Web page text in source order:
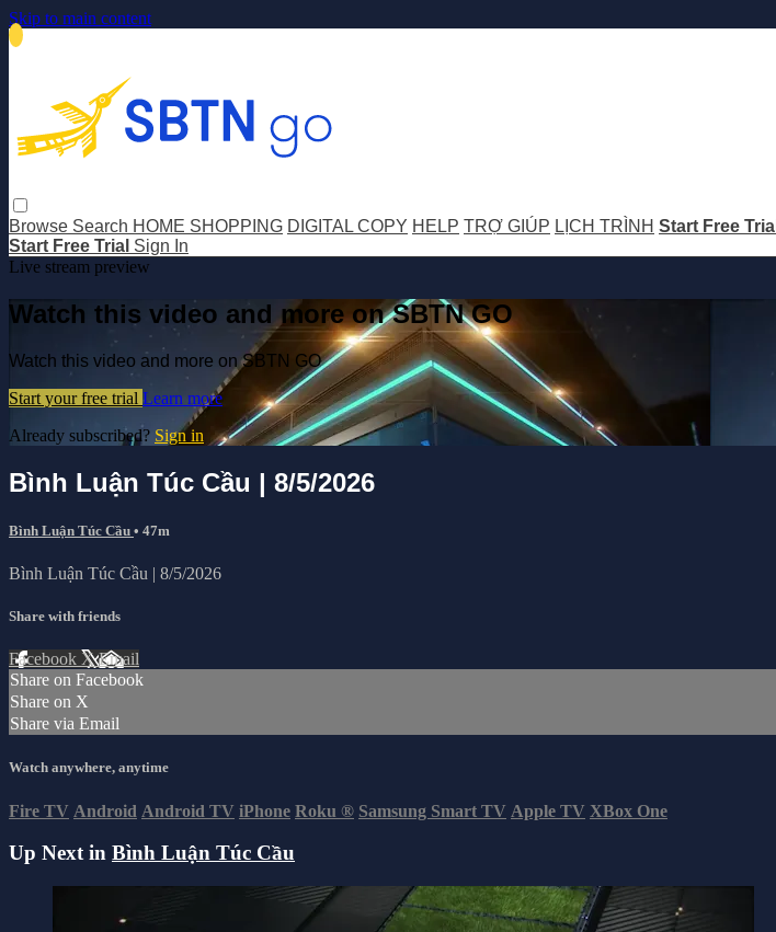
Skip to main content
Browse Search HOME SHOPPING DIGITAL COPY HELP TRỢ GIÚP LỊCH TRÌNH Start Free Trial
Start Free Trial Sign In
Live stream preview
Watch this video and more on SBTN GO
Watch this video and more on SBTN GO
Start your free trial Learn more
Already subscribed? Sign in
Bình Luận Túc Cầu | 8/5/2026
Bình Luận Túc Cầu • 47m
Bình Luận Túc Cầu | 8/5/2026
Share with friends
Facebook XEmail
Share on Facebook
Share on X
Share via Email
Watch anywhere, anytime
Fire TV Android Android TV iPhone Roku ® Samsung Smart TV Apple TV XBox One
Up Next in Bình Luận Túc Cầu